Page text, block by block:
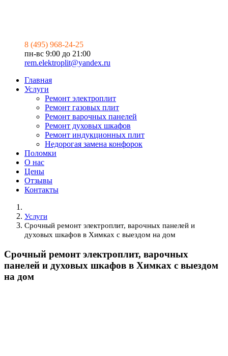
8 (495) 968-24-25
пн-вс 9:00 до 21:00
rem.elektroplit@yandex.ru
Главная
Услуги
Ремонт электроплит
Ремонт газовых плит
Ремонт варочных панелей
Ремонт духовых шкафов
Ремонт индукционных плит
Недорогая замена конфорок
Поломки
О нас
Цены
Отзывы
Контакты
Услуги
Срочный ремонт электроплит, варочных панелей и
духовых шкафов в Химках с выездом на дом
Срочный ремонт электроплит, варочных
панелей и духовых шкафов в Химках с выездом
на дом